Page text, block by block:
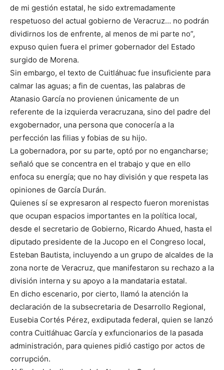
de mi gestión estatal, he sido extremadamente
respetuoso del actual gobierno de Veracruz… no podrán
dividirnos los de enfrente, al menos de mi parte no”,
expuso quien fuera el primer gobernador del Estado
surgido de Morena.
Sin embargo, el texto de Cuitláhuac fue insuficiente para
calmar las aguas; a fin de cuentas, las palabras de
Atanasio García no provienen únicamente de un
referente de la izquierda veracruzana, sino del padre del
exgobernador, una persona que conocería a la
perfección las filias y fobias de su hijo.
La gobernadora, por su parte, optó por no engancharse;
señaló que se concentra en el trabajo y que en ello
enfoca su energía; que no hay división y que respeta las
opiniones de García Durán.
Quienes sí se expresaron al respecto fueron morenistas
que ocupan espacios importantes en la política local,
desde el secretario de Gobierno, Ricardo Ahued, hasta el
diputado presidente de la Jucopo en el Congreso local,
Esteban Bautista, incluyendo a un grupo de alcaldes de la
zona norte de Veracruz, que manifestaron su rechazo a la
división interna y su apoyo a la mandataria estatal.
En dicho escenario, por cierto, llamó la atención la
declaración de la subsecretaria de Desarrollo Regional,
Eusebia Cortés Pérez, exdiputada federal, quien se lanzó
contra Cuitláhuac García y exfuncionarios de la pasada
administración, para quienes pidió castigo por actos de
corrupción.